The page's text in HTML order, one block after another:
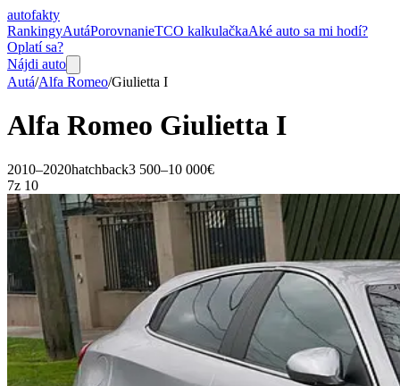
autofakty
RankingyAutáPorovnanieTCO kalkulačkaAké auto sa mi hodí?
Oplatí sa?
Nájdi auto
Autá/Alfa Romeo/Giulietta I
Alfa Romeo Giulietta I
2010–2020hatchback3 500–10 000€
7z 10